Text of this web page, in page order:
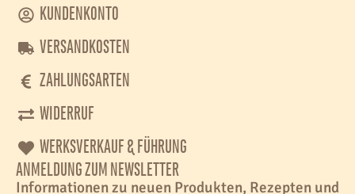
KUNDENKONTO
VERSANDKOSTEN
ZAHLUNGSARTEN
WIDERRUF
WERKSVERKAUF & FÜHRUNG
ANMELDUNG ZUM NEWSLETTER
Informationen zu neuen Produkten, Rezepten und